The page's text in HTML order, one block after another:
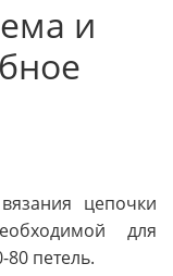
и
цепочки
для
петель.